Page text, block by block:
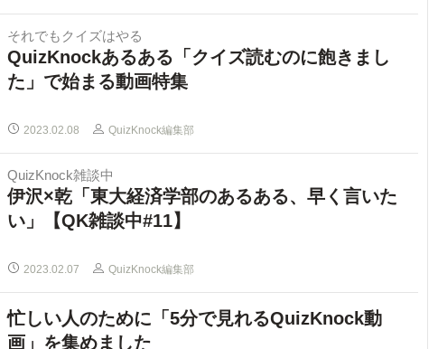
それでもクイズはやる
QuizKnockあるある「クイズ読むのに飽きまし
た」で始まる動画特集
2023.02.08 QuizKnock編集部
QuizKnock雑談中
伊沢×乾「東大経済学部のあるある、早く言いた
い」【QK雑談中#11】
2023.02.07 QuizKnock編集部
忙しい人のために「5分で見れるQuizKnock動
画」を集めました